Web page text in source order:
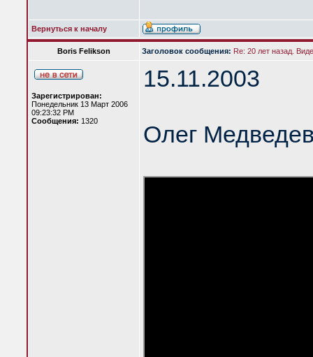
Вернуться к началу
Boris Felikson Заголовок сообщения: Re: 20 лет назад.
Зарегистрирован:
Понедельник 13 Март 2006
09:23:32 PM
Сообщения: 1320
15.11.2003
Олег